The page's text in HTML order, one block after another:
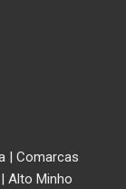
| Comarcas
| Alto Minho